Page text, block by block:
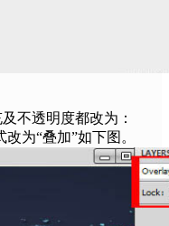
不透明度都改为：
为“叠加”如下图。